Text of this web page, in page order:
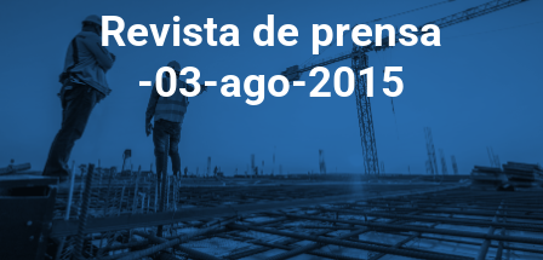
Revista de prensa
-03-ago-2015